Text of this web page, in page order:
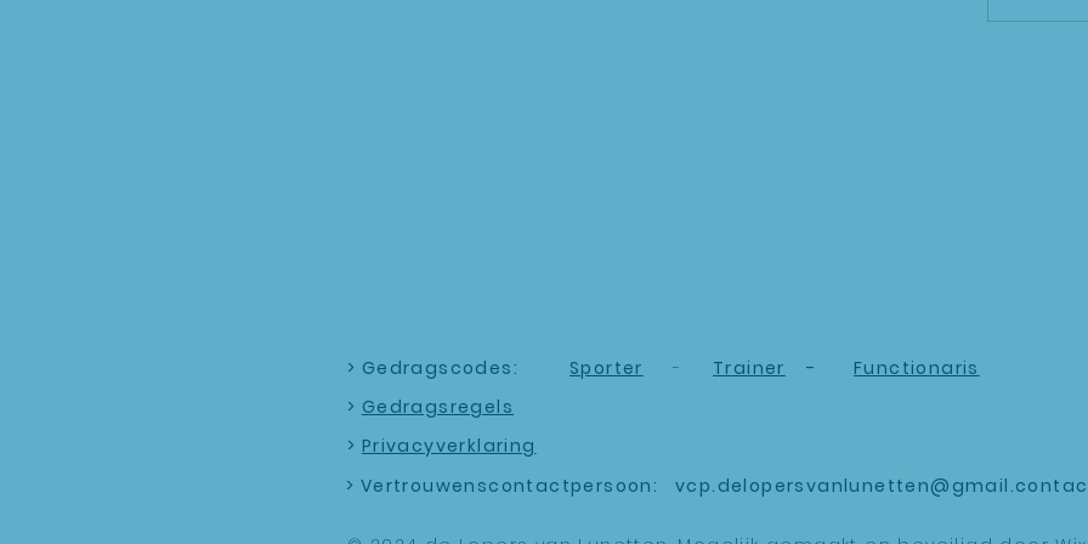
> Gedragscodes: Sporter - Trainer -
Functionaris
> Gedragsregels
> Privacyverklaring
> Vertrouwenscontactpersoon: